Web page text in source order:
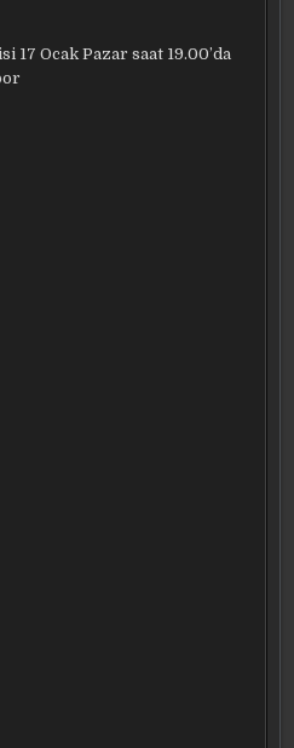
17 Ocak Pazar saat 19.00’da